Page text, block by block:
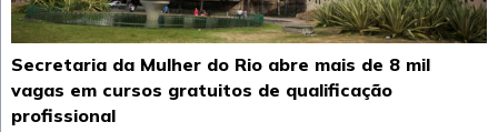
Secretaria da Mulher do Rio abre mais de 8 mil
vagas em cursos gratuitos de qualificação
profissional